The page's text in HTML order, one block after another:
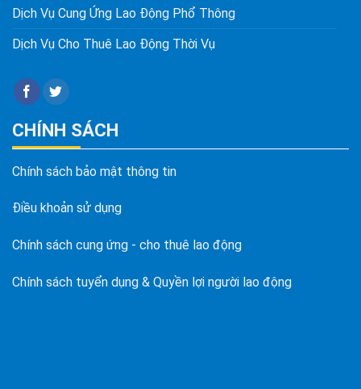
Dịch Vụ Cung Ứng Lao Động Phổ Thông
Dịch Vụ Cho Thuê Lao Động Thời Vụ
CHÍNH SÁCH
Chính sách bảo mật thông tin
Điều khoản sử dụng
Chính sách cung ứng - cho thuê lao động
Chính sách tuyển dụng & Quyền lợi người lao động